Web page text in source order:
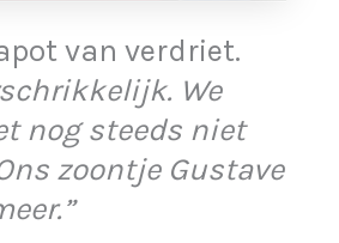
van verdriet.
We
nog steeds niet
zoontje Gustave